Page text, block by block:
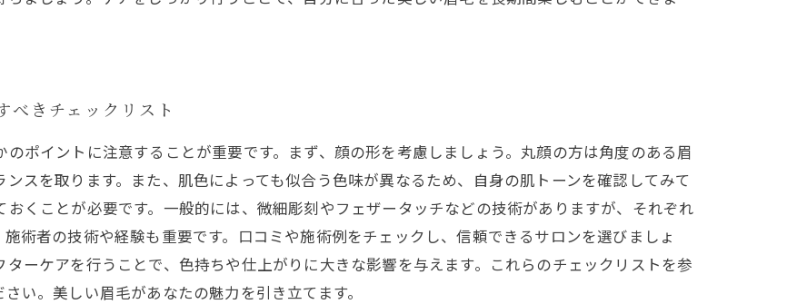
べきチェックリスト
ポイントに注意することが重要です。まず、顔の形を考慮しましょう。丸顔の方は角度のある眉
スを取ります。また、肌色によっても似合う色味が異なるため、自身の肌トーンを確認してみて
くことが必要です。一般的には、微細彫刻やフェザータッチなどの技術がありますが、それぞれ
術者の技術や経験も重要です。口コミや施術例をチェックし、信頼できるサロンを選びましょ
ーケアを行うことで、色持ちや仕上がりに大きな影響を与えます。これらのチェックリストを参
い。美しい眉毛があなたの魅力を引き立てます。